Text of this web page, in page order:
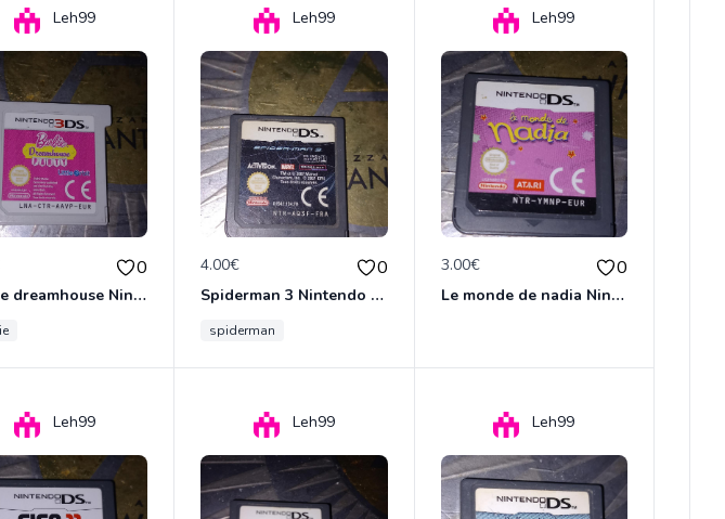
Leh99
0
Barbie dreamhouse Nintendo 3DS
Leh99
4.00€ 0
Spiderman 3 Nintendo ds
spiderman
Leh99
3.00€ 0
Le monde de nadia Nintendo ds
Leh99 Leh99 Leh99